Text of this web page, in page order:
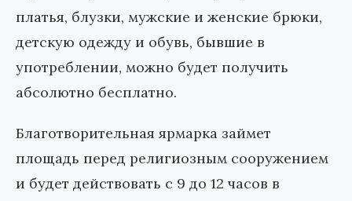
платья, блузки, мужские и женские брюки,
детскую одежду и обувь, бывшие в
употреблении, можно будет получить
абсолютно бесплатно.
Благотворительная ярмарка займет
площадь перед религиозным сооружением
и будет действовать с 9 до 12 часов в